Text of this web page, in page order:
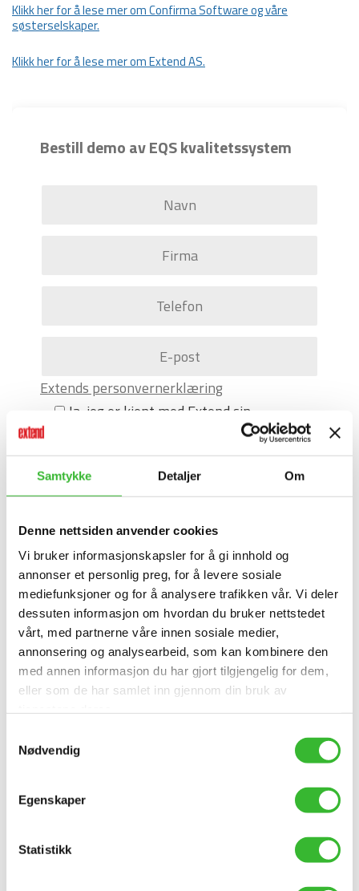
Samtykke Detaljer Om
Denne nettsiden anvender cookies
Vi bruker informasjonskapsler for å gi innhold og
annonser et personlig preg, for å levere sosiale
mediefunksjoner og for å analysere trafikken vår. Vi deler
dessuten informasjon om hvordan du bruker nettstedet
vårt, med partnerne våre innen sosiale medier,
annonsering og analysearbeid, som kan kombinere den
med annen informasjon du har gjort tilgjengelig for dem,
eller som de har samlet inn gjennom din bruk av
Nødvendig
Egenskaper
Statistikk
Klikk her for å lese mer om Confirma Software og våre
søsterselskaper.
Klikk her for å lese mer om Extend AS.
Bestill demo av EQS kvalitetssystem
Extends personvernerklæring
Ja, jeg er kjent med Extend sin
personvernerklæring og aksepterer denne
Relaterte saker
Extend – Miljøfyrtårn-sertifisert
Extend har blitt Miljøfyrtårn-sertifisert.
Les mer